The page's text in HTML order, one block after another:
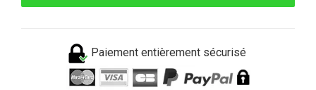
Paiement entièrement sécurisé